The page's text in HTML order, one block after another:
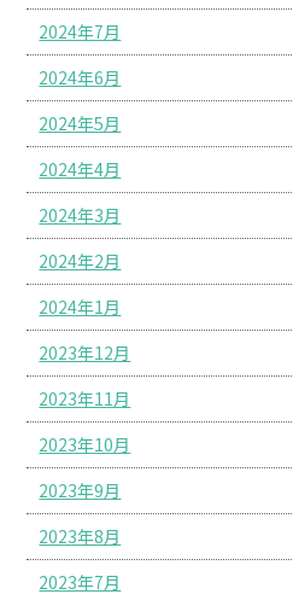
2024年7月
2024年6月
2024年5月
2024年4月
2024年3月
2024年2月
2024年1月
2023年12月
2023年11月
2023年10月
2023年9月
2023年8月
2023年7月